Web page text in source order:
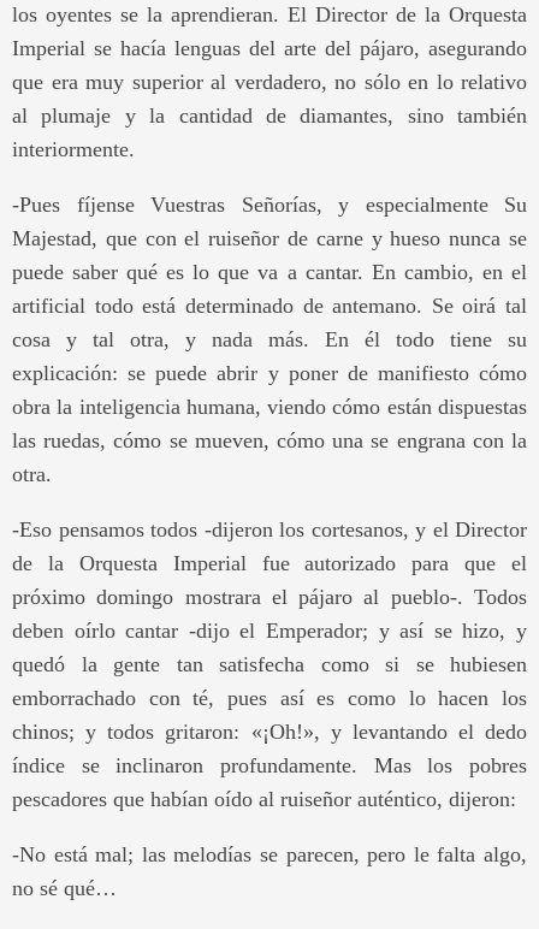
los oyentes se la aprendieran. El Director de la Orquesta
Imperial se hacía lenguas del arte del pájaro, asegurando
que era muy superior al verdadero, no sólo en lo relativo
al plumaje y la cantidad de diamantes, sino también
interiormente.
-Pues fíjense Vuestras Señorías, y especialmente Su
Majestad, que con el ruiseñor de carne y hueso nunca se
puede saber qué es lo que va a cantar. En cambio, en el
artificial todo está determinado de antemano. Se oirá tal
cosa y tal otra, y nada más. En él todo tiene su
explicación: se puede abrir y poner de manifiesto cómo
obra la inteligencia humana, viendo cómo están dispuestas
las ruedas, cómo se mueven, cómo una se engrana con la
otra.
-Eso pensamos todos -dijeron los cortesanos, y el Director
de la Orquesta Imperial fue autorizado para que el
próximo domingo mostrara el pájaro al pueblo-. Todos
deben oírlo cantar -dijo el Emperador; y así se hizo, y
quedó la gente tan satisfecha como si se hubiesen
emborrachado con té, pues así es como lo hacen los
chinos; y todos gritaron: «¡Oh!», y levantando el dedo
índice se inclinaron profundamente. Mas los pobres
pescadores que habían oído al ruiseñor auténtico, dijeron:
-No está mal; las melodías se parecen, pero le falta algo,
no sé qué…